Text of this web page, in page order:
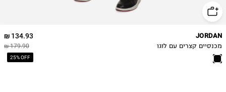
134.93 ₪
179.90 ₪
25% OFF
JORDAN
מכנסיים קצרים עם לוגו